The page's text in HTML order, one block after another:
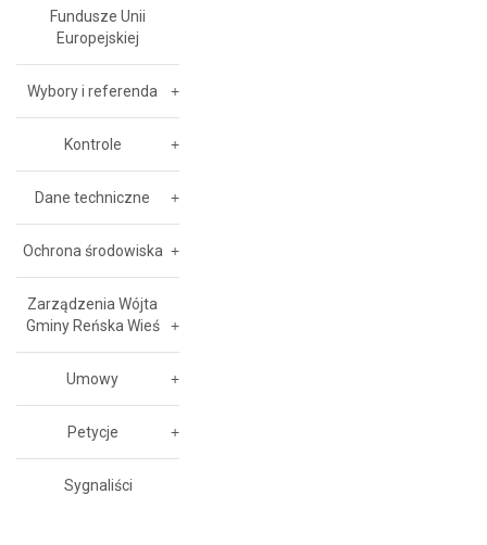
Fundusze Unii
Europejskiej
Wybory i referenda
Kontrole
Dane techniczne
Ochrona środowiska
Zarządzenia Wójta
Gminy Reńska Wieś
Umowy
Petycje
Sygnaliści